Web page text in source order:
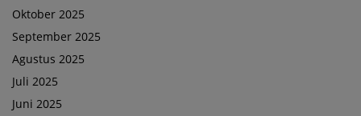
Oktober 2025
September 2025
Agustus 2025
Juli 2025
Juni 2025